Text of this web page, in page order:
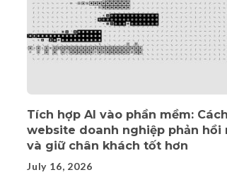
Tích hợp AI vào phần mềm:
website doanh nghiệp phản hồi
và giữ chân khách tốt hơn
July 16, 2026